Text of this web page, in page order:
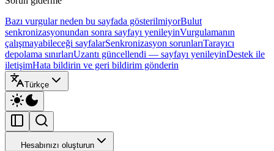
Bazı vurgular neden bu sayfada gösterilmiyorBulut
senkronizasyonundan sonra sayfayı yenileyinVurgulamanın
çalışmayabileceği sayfalarSenkronizasyon sorunlarıTarayıcı
depolama sınırlarıUzantı güncellendi — sayfayı yenileyinDestek ile
iletişimHata bildirin ve geri bildirim gönderin
Türkçe
Hesabınızı oluşturun